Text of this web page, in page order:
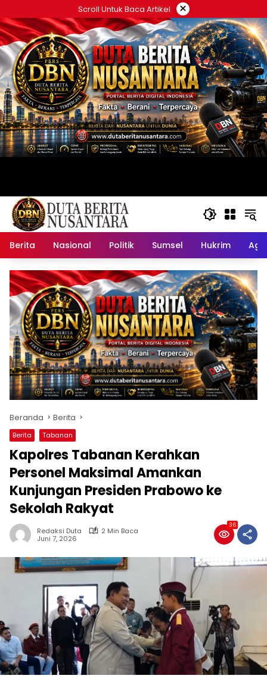
ke
konten
Scroll Untuk Baca Artikel ×
Berita Nasional Politik Sumsel Hukrim
Beranda Berita
Berita Tabanan
Kapolres Tabanan Kerahkan
Personel Maksimal Amankan
Kunjungan Presiden Prabowo ke
Sekolah Rakyat
Redaksi Duta
2 Min Baca
Juni 7, 2026
36